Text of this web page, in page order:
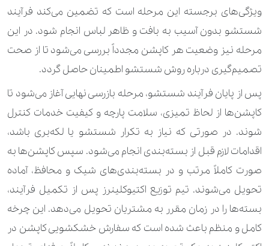
پرده حریر (متر مربع) 50.000 تومان 60.000 تومان
پرده زبرا 3 متر 1.260.000 تومان
پرده زبرا تا 2 متر 980.000 تومان
پرده ساتن با آستر (متر مربع) 60.000 تومان 100.000 تومان
پرده مخمل (متر مربع) 130.000 تومان 140.000 تومان
روبدوشامبر 230.000 تومان 630.000 تومان
روکش کوسن 120.000 تومان
ویژگی‌های برجسته این مرحله است که تضمین می‌کند فرآیند
شستشو بدون آسیب به بافت و ظاهر لباس انجام شود. در این
مرحله نیز وضعیت هر کاپشن مجدداً بررسی می‌شود تا از صحت
تصمیم‌گیری درباره روش شستشو اطمینان حاصل گردد.
پس از پایان فرآیند شستشو، مرحله بازرسی نهایی آغاز می‌شود تا
کاپشن‌ها از لحاظ تمیزی، سلامت پارچه و کیفیت خدمات کنترل
شوند. در صورتی که نیاز به تکرار شستشو یا لکه‌بری باشد،
اقدامات لازم قبل از بسته‌بندی انجام می‌شود. سپس کاپشن‌ها به
صورت کاملاً مرتب و در بسته‌بندی‌های شیک و محافظ، آماده
تحویل می‌شوند. تیم توزیع اکتیوکلینرز پس از تکمیل فرآیند،
بسته‌ها را در زمان مقرر به مشتریان تحویل می‌دهد. این چرخه
کامل و منظم باعث شده است که سفارش خشکشویی کاپشن در